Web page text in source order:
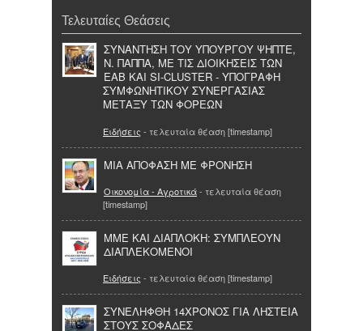
Τελευταίες Θεάσεις
ΣΥΝΑΝΤΗΣΗ ΤΟΥ ΥΠΟΥΡΓΟΥ ΨΗΠΤΕ,
Ν. ΠΑΠΠΑ, ΜΕ ΤΙΣ ΔΙΟΙΚΗΣΕΙΣ ΤΩΝ
ΕΑΒ ΚΑΙ SI-CLUSTER - ΥΠΟΓΡΑΦΗ
ΣΥΜΦΩΝΗΤΙΚΟΥ ΣΥΝΕΡΓΑΣΙΑΣ
ΜΕΤΑΞΥ ΤΩΝ ΦΟΡΕΩΝ
Ειδήσεις - τελευταία θέαση [timestamp]
ΜΙΑ ΑΠΟΦΑΣΗ ΜΕ ΦΡΟΝΗΣΗ
Οικονομία - Αγροτικά- τελευταία θέαση
[timestamp]
ΜΜΕ ΚΑΙ ΔΙΑΠΛΟΚΗ: ΣΥΜΠΛΕΟΥΝ
ΔΙΑΠΛΕΚΟΜΕΝΟΙ
Ειδήσεις - τελευταία θέαση [timestamp]
ΣΥΝΕΛΗΦΘΗ 14ΧΡΟΝΟΣ ΓΙΑ ΛΗΣΤΕΙΑ
ΣΤΟΥΣ ΣΟΦΑΔΕΣ